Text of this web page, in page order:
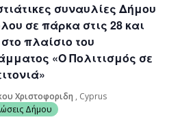
συναυλίες Δήμου
σε πάρκα στις 28 και
στο πλαίσιο του
«Ο Πολιτισμός σε
Χριστοφοριδη , Cyprus
Δήμου